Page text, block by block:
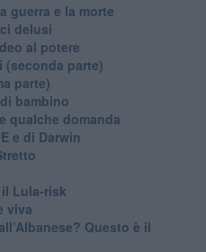
guerra e la morte
delusi
al potere
(seconda parte)
parte)
bambino
qualche domanda
e di Darwin
il Lula-risk
viva
Questo è il